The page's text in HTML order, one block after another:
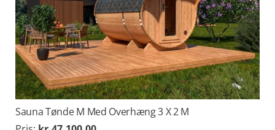
Sauna Tønde M Med Overhæng 3 X 2 M